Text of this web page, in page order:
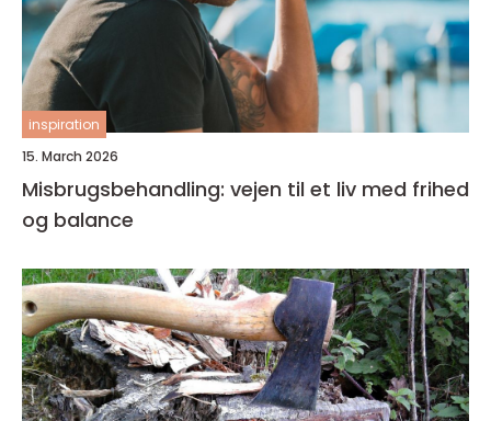
inspiration
15. March 2026
Misbrugsbehandling: vejen til et liv med frihed
og balance